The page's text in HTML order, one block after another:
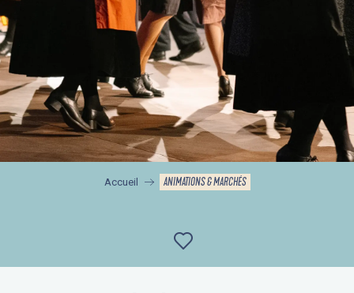
Accueil ANIMATIONS & MARCHÉS
Ajouter aux